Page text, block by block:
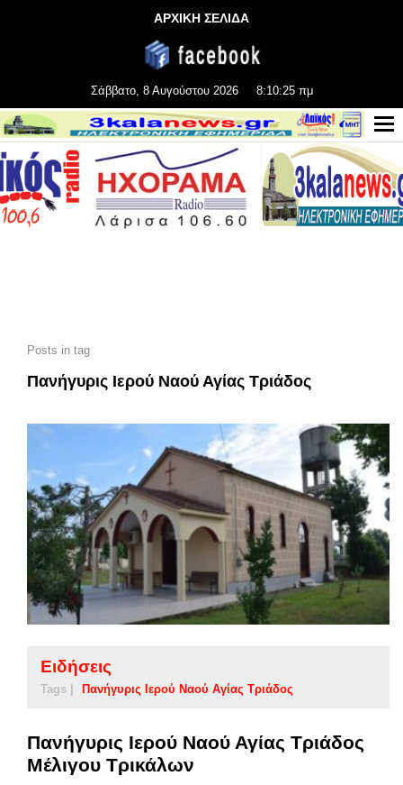
ΑΡΧΙΚΗ ΣΕΛΙΔΑ
Σάββατο, 8 Αυγούστου 2026 8:10:25 πμ
Posts in tag
Πανήγυρις Ιερού Ναού Αγίας Τριάδος
Ειδήσεις
Tags | Πανήγυρις Ιερού Ναού Αγίας Τριάδος
Πανήγυρις Ιερού Ναού Αγίας Τριάδος
Μέλιγου Τρικάλων